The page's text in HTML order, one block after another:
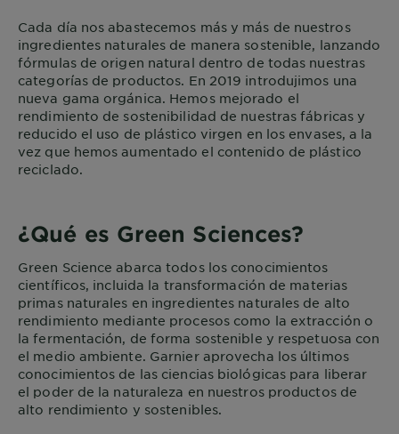
Cada día nos abastecemos más y más de nuestros
ingredientes naturales de manera sostenible, lanzando
fórmulas de origen natural dentro de todas nuestras
categorías de productos. En 2019 introdujimos una
nueva gama orgánica. Hemos mejorado el
rendimiento de sostenibilidad de nuestras fábricas y
reducido el uso de plástico virgen en los envases, a la
vez que hemos aumentado el contenido de plástico
reciclado.
¿Qué es Green Sciences?
Green Science abarca todos los conocimientos
científicos, incluida la transformación de materias
primas naturales en ingredientes naturales de alto
rendimiento mediante procesos como la extracción o
la fermentación, de forma sostenible y respetuosa con
el medio ambiente. Garnier aprovecha los últimos
conocimientos de las ciencias biológicas para liberar
el poder de la naturaleza en nuestros productos de
alto rendimiento y sostenibles.